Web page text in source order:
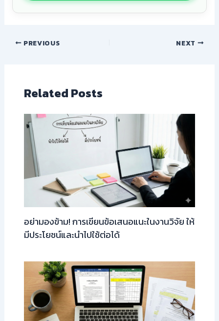
PREVIOUS NEXT
Related Posts
อย่ามองข้าม! การเขียนข้อเสนอแนะในงานวิจัย ให้
มีประโยชน์และนำไปใช้ต่อได้